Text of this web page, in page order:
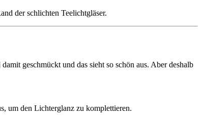
der schlichten Teelichtgläser.
geschmückt und das sieht so schön aus. Aber deshalb
um den Lichterglanz zu komplettieren.